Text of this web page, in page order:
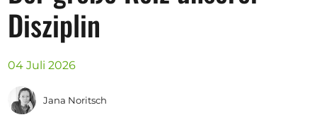
Magazin
Ausschreibungen
Disziplin
04 Juli 2026
Jana Noritsch